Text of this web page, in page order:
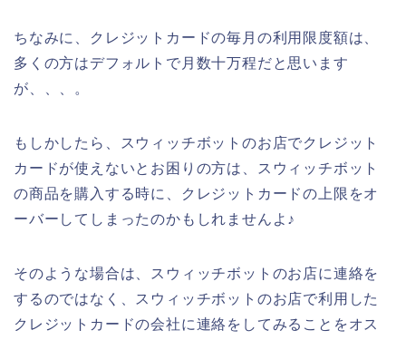
ちなみに、クレジットカードの毎月の利用限度額は、
多くの方はデフォルトで月数十万程だと思います
が、、、。
もしかしたら、スウィッチボットのお店でクレジット
カードが使えないとお困りの方は、スウィッチボット
の商品を購入する時に、クレジットカードの上限をオ
ーバーしてしまったのかもしれませんよ♪
そのような場合は、スウィッチボットのお店に連絡を
するのではなく、スウィッチボットのお店で利用した
クレジットカードの会社に連絡をしてみることをオス